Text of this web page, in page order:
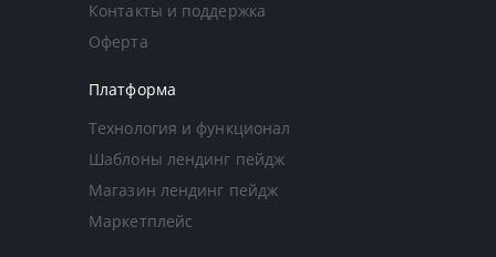
Контакты и поддержка
Оферта
Платформа
Технология и функционал
Шаблоны лендинг пейдж
Магазин лендинг пейдж
Маркетплейс